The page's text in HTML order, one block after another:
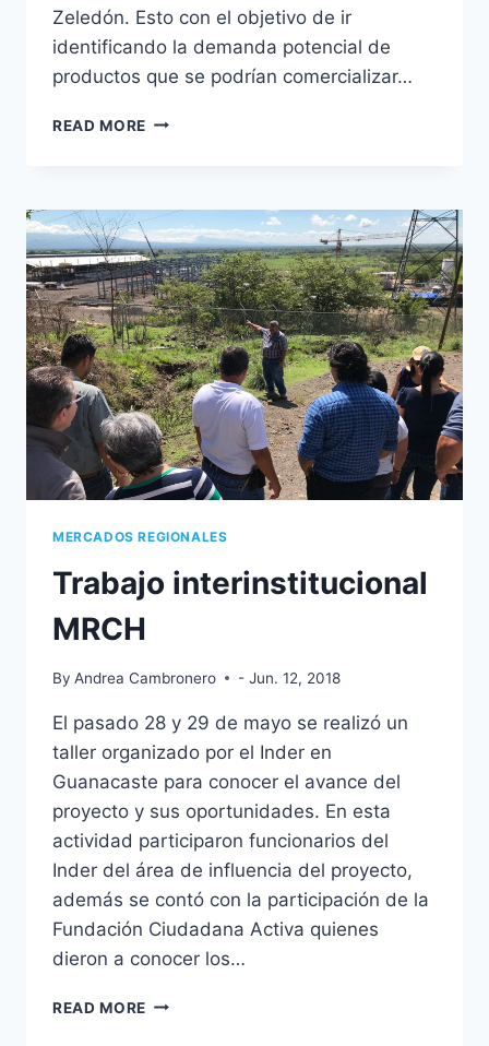
Zeledón. Esto con el objetivo de ir
identificando la demanda potencial de
productos que se podrían comercializar…
READ MORE II
MRBRUNCA
MERCADOS REGIONALES
Trabajo interinstitucional
MRCH
By Andrea Cambronero - Jun. 12, 2018
El pasado 28 y 29 de mayo se realizó un
taller organizado por el Inder en
Guanacaste para conocer el avance del
proyecto y sus oportunidades. En esta
actividad participaron funcionarios del
Inder del área de influencia del proyecto,
además se contó con la participación de la
Fundación Ciudadana Activa quienes
dieron a conocer los…
READ MORE TRABAJO